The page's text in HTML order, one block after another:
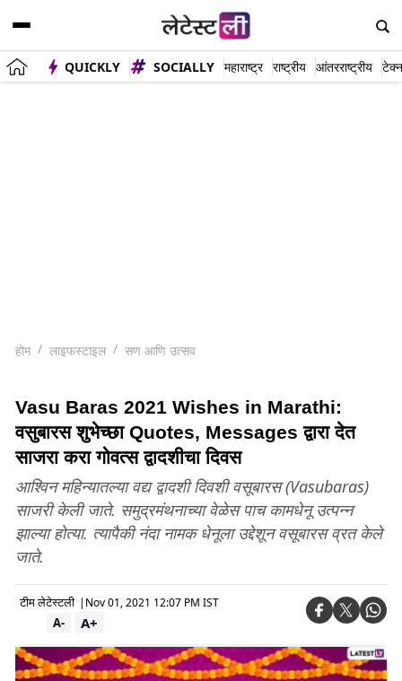
QUICKLY SOCIALLY महाराष्ट्र राष्ट्रीय आंतरराष्ट्रीय
होम लाइफस्टाइल सण आणि उत्सव
Vasu Baras 2021 Wishes in Marathi:
वसुबारस शुभेच्छा Quotes, Messages द्वारा देत
साजरा करा गोवत्स द्वादशीचा दिवस
आश्विन महिन्यातल्या वद्य द्वादशी दिवशी वसूबारस (Vasubaras)
साजरी केली जाते. समुद्रमंथनाच्या वेळेस पाच कामधेनू उत्पन्न
झाल्या होत्या. त्यापैकी नंदा नामक धेनूला उद्देशून वसूबारस व्रत केले
जाते.
टीम लेटेस्टली | Nov 01, 2021 12:07 PM IST
A+
A-